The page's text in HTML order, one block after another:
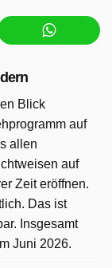
zeigt auch: Für
wurde auf
Blick
auf
allen
auf
Zeit eröffnen.
Das ist
Insgesamt
Juni 2026.